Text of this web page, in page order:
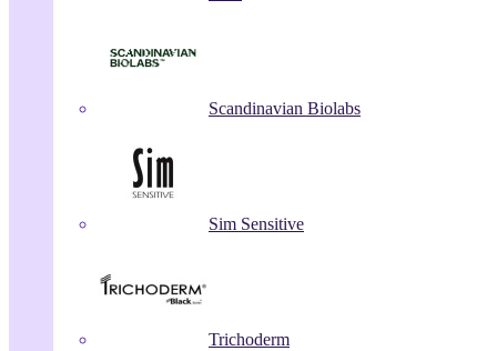
Scandinavian Biolabs
Sim Sensitive
Trichoderm